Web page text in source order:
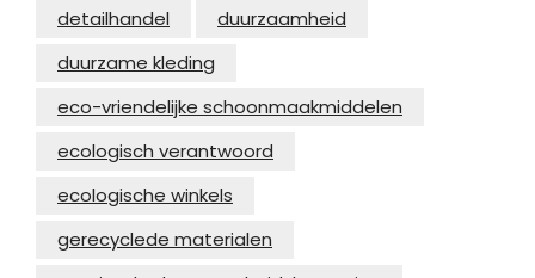
detailhandel
duurzaamheid
duurzame kleding
eco-vriendelijke schoonmaakmiddelen
ecologisch verantwoord
ecologische winkels
gerecyclede materialen